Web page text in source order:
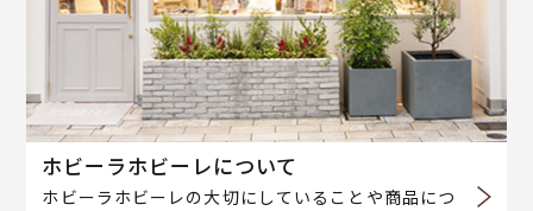
ホビーラホビーレについて
ホビーラホビーレの大切にしていることや商品につ